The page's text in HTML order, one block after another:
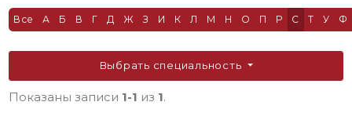
Все А Б В Г Д Ж З И К Л М Н О П Р С Т У Ф
Выбрать специальность
Показаны записи 1-1 из 1.